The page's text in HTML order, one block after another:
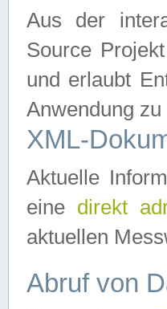
Aus der
Source Projekt
und erlaubt
Anwendung
XML-
Aktuelle
eine direkt
aktuellen
Abruf von